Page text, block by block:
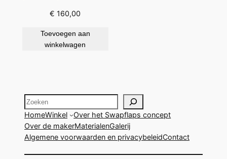
€ 160,00
Toevoegen aan
winkelwagen
Zoeken
HomeWinkel
Over het Swapflaps concept
Over de makerMaterialenGalerij
Algemene voorwaarden en privacybeleidContact